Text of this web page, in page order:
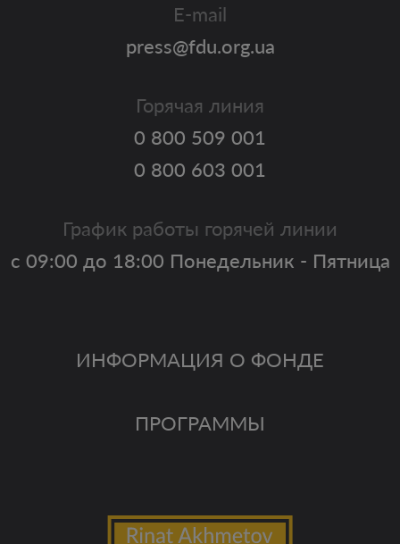
ИНФОРМАЦИЯ О ФОНДЕ
ПРОГРАММЫ
E-mail
press@fdu.org.ua
Горячая линия
0 800 509 001
0 800 603 001
График работы горячей линии
с 09:00 до 18:00 Понедельник - Пятница